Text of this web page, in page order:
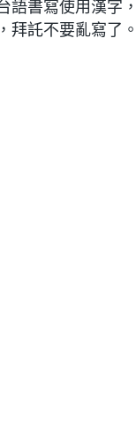
語書寫使用漢字
拜託不要亂寫了。